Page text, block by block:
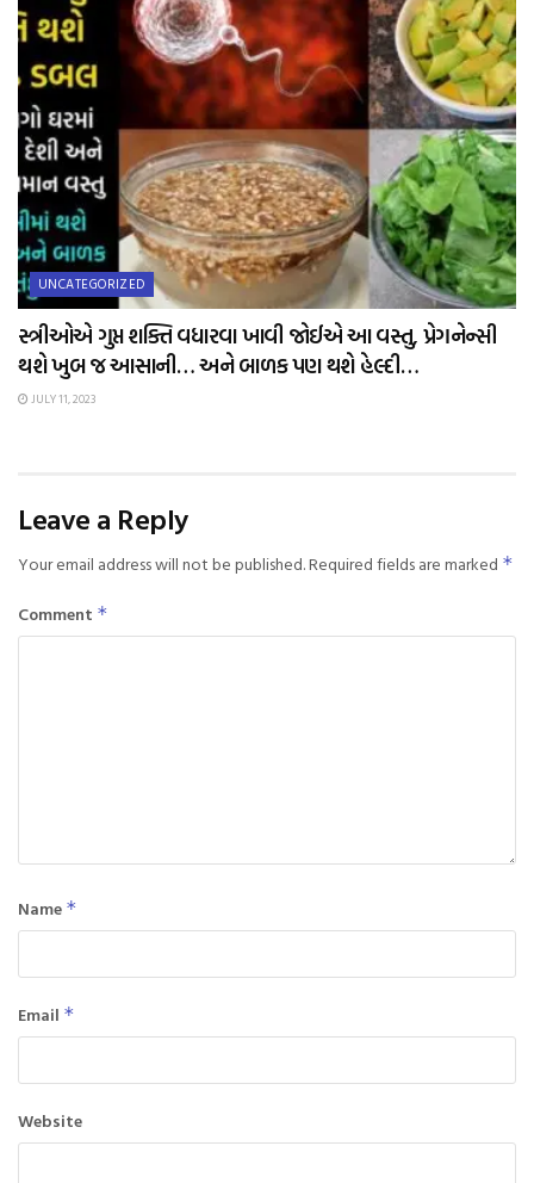
UNCATEGORIZED
સ્ત્રીઓએ ગુપ્ત શક્તિ વધારવા ખાવી જોઈએ આ વસ્તુ, પ્રેગનેન્સી
થશે ખુબ જ આસાની… અને બાળક પણ થશે હેલ્દી…
JULY 11, 2023
Leave a Reply
Your email address will not be published.Required fields are marked *
Comment *
Name *
Email *
Website